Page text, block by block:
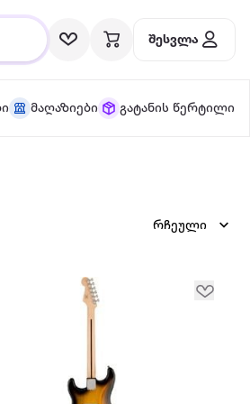
შესვლა
მაღაზიები გატანის წერტილი
რჩეული